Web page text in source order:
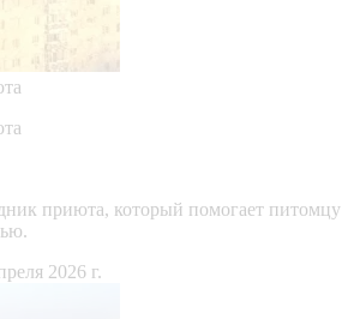
приюта, который помогает питомцу
2026 г.